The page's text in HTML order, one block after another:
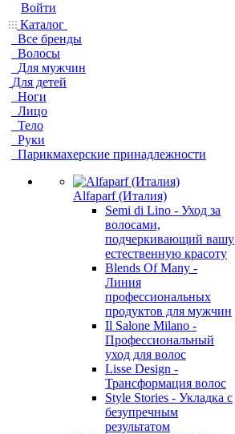
Войти
Каталог
Все бренды
Волосы
Для мужчин
Для детей
Ноги
Лицо
Тело
Руки
Парикмахерские принадлежности
Alfaparf (Италия)
Semi di Lino - Уход за
волосами,
подчеркивающий вашу
естественную красоту
Blends Of Many -
Линия
профессиональных
продуктов для мужчин
Il Salone Milano -
Профессиональный
уход для волос
Lisse Design -
Трансформация волос
Style Stories - Укладка с
безупречным
результатом